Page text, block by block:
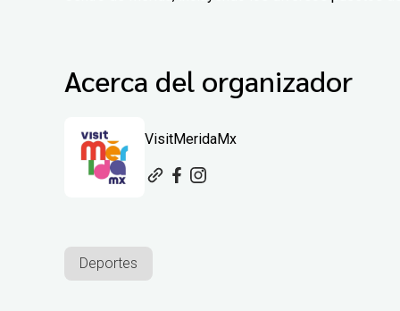
Acerca del organizador
VisitMeridaMx
Deportes